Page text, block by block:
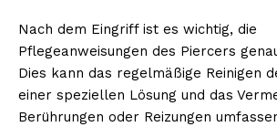
Nach dem Eingriff ist es wichtig, die
Pflegeanweisungen des Piercers
Dies kann das regelmäßige Reinigen
einer speziellen Lösung und das
Berührungen oder Reizungen